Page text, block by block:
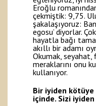
Eroğlu
çekmiştik: 9,75.
şakalaşıyoruz:
egosu’ diyorlar.
hayatla bağı
akıllı bir adamı
Okumak,
meraklarını onu
kullanıyor.
Bir iyiden
içinde. Sizi